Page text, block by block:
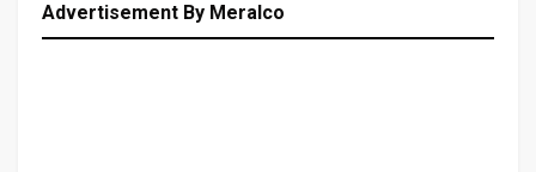
Advertisement By Meralco